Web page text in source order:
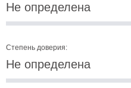
Не определена
Степень доверия:
Не определена